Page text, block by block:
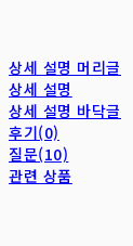
상세 설명 머리글
상세 설명
상세 설명 바닥글
후기(0)
질문(10)
관련 상품